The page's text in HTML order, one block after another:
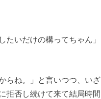
いだけの構ってちゃん」
らね。」と言いつつ、いざ
拒否し続けて来て結局時間